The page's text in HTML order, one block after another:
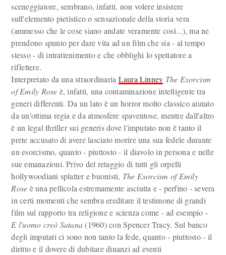
sceneggiatore, sembrano, infatti, non volere insistere
sull'elemento pietistico o sensazionale della storia vera
(ammesso che le cose siano andate veramente così...), ma ne
prendono spunto per dare vita ad un film che sia - al tempo
stesso - di intrattenimento e che obblighi lo spettatore a
riflettere.
Interpretato da una straordinaria Laura Linney The Exorcism
of Emily Rose è, infatti, una contaminazione intelligente tra
generi differenti. Da un lato è un horror molto classico aiutato
da un'ottima regia e da atmosfere spaventose, mentre dall'altro
è un legal thriller sui generis dove l'imputato non è tanto il
prete accusato di avere lasciato morire una sua fedele durante
un esorcismo, quanto - piuttosto - il diavolo in persona e nelle
sue emanazioni. Privo del retaggio di tutti gli orpelli
hollywoodiani splatter e buonisti, The Exorcism of Emily
Rose è una pellicola estremamente asciutta e - perfino - severa
in certi momenti che sembra ereditare il testimone di grandi
film sul rapporto tra religione e scienza come - ad esempio -
E l'uomo creò Satana(1960) con Spencer Tracy. Sul banco
degli imputati ci sono non tanto la fede, quanto - piuttosto - il
diritto e il dovere di dubitare dinanzi ad eventi